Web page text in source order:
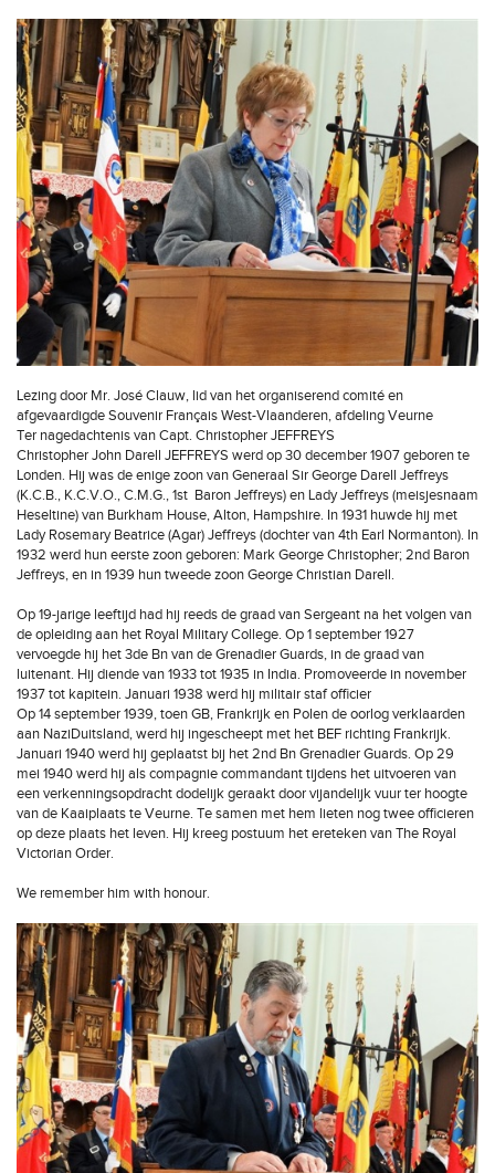
Lezing door Mr. José Clauw, lid van het organiserend comité en
afgevaardigde Souvenir Français West-Vlaanderen, afdeling Veurne
Ter nagedachtenis van Capt. Christopher JEFFREYS
Christopher John Darell JEFFREYS werd op 30 december 1907 geboren te
Londen. Hij was de enige zoon van Generaal Sir George Darell Jeffreys
(K.C.B., K.C.V.O., C.M.G., 1st Baron Jeffreys) en Lady Jeffreys (meisjesnaam
Heseltine) van Burkham House, Alton, Hampshire. In 1931 huwde hij met
Lady Rosemary Beatrice (Agar) Jeffreys (dochter van 4th Earl Normanton). In
1932 werd hun eerste zoon geboren: Mark George Christopher; 2nd Baron
Jeffreys, en in 1939 hun tweede zoon George Christian Darell.
Op 19-jarige leeftijd had hij reeds de graad van Sergeant na het volgen van
de opleiding aan het Royal Military College. Op 1 september 1927
vervoegde hij het 3de Bn van de Grenadier Guards, in de graad van
luitenant. Hij diende van 1933 tot 1935 in India. Promoveerde in november
1937 tot kapitein. Januari 1938 werd hij militair staf officier
Op 14 september 1939, toen GB, Frankrijk en Polen de oorlog verklaarden
aan NaziDuitsland, werd hij ingescheept met het BEF richting Frankrijk.
Januari 1940 werd hij geplaatst bij het 2nd Bn Grenadier Guards. Op 29
mei 1940 werd hij als compagnie commandant tijdens het uitvoeren van
een verkenningsopdracht dodelijk geraakt door vijandelijk vuur ter hoogte
van de Kaaiplaats te Veurne. Te samen met hem lieten nog twee officieren
op deze plaats het leven. Hij kreeg postuum het ereteken van The Royal
Victorian Order.
We remember him with honour.